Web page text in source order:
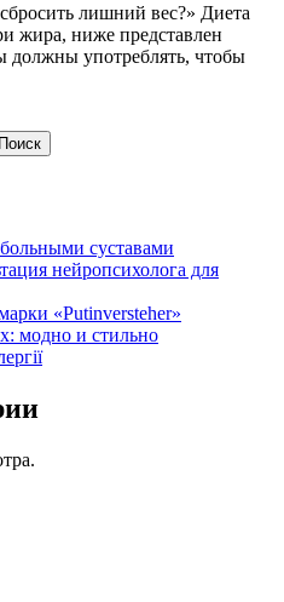
лишний вес?» Диета
жира, ниже представлен
должны употреблять, чтобы
Поиск
суставами
нейропсихолога для
«Putinversteher»
модно и стильно